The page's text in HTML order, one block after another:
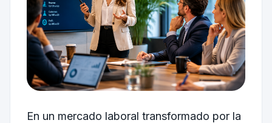
En un mercado laboral transformado por la